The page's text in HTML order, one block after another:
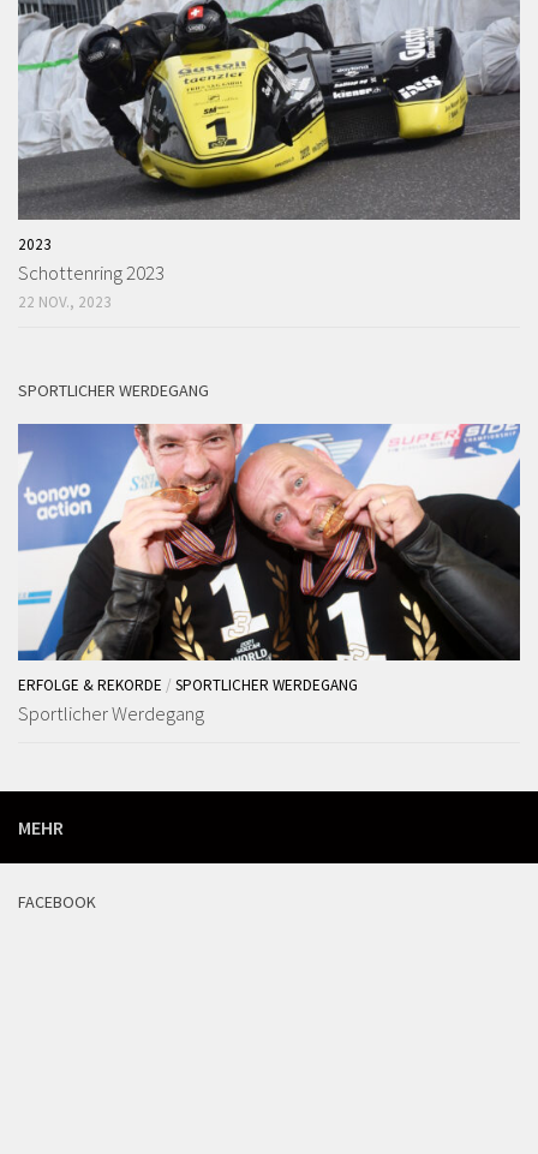
2023
Schottenring 2023
22 NOV., 2023
SPORTLICHER WERDEGANG
ERFOLGE & REKORDE / SPORTLICHER WERDEGANG
Sportlicher Werdegang
MEHR
FACEBOOK